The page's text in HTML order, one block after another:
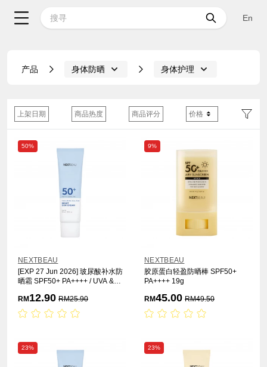
En
产品 身体防晒 身体护理
上架日期 商品热度 商品评分 价格
50%
NEXTBEAU
[EXP 27 Jun 2026] 玻尿酸补水防
晒霜 SPF50+ PA++++ / UVA &
RM 12.90 RM25.90
9%
NEXTBEAU
胶原蛋白轻盈防晒棒 SPF50+
PA++++ 19g
RM45.00 RM49.50
23% 23%